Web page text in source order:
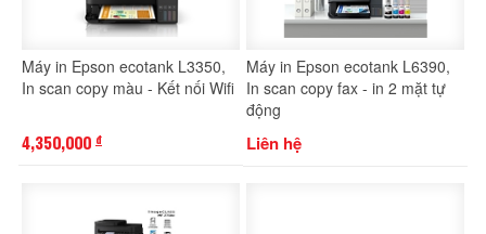
Máy in Epson ecotank L3350,
In scan copy màu - Kết nối Wifi
4,350,000 đ
Máy in Epson ecotank L6390,
In scan copy fax - in 2 mặt tự
động
Liên hệ